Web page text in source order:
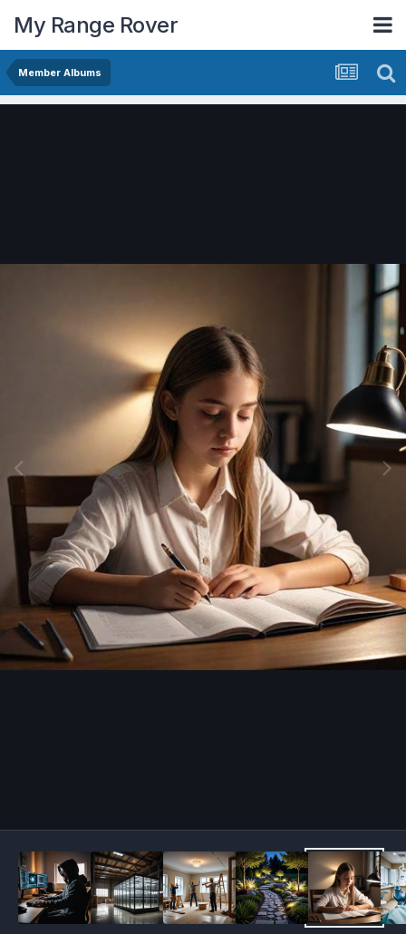
My Range Rover
Member Albums